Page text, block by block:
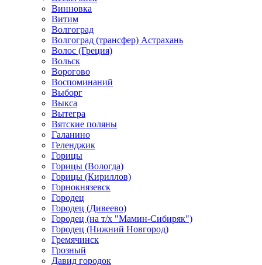
Винновка
Витим
Волгоград
Волгоград (трансфер) Астрахань
Волос (Греция)
Вольск
Ворогово
Воспоминаний
Выборг
Выкса
Вытегра
Вятские поляны
Галанино
Геленджик
Горицы
Горицы (Вологда)
Горицы (Кириллов)
Горнокнязевск
Городец
Городец (Дивеево)
Городец (на т/х "Мамин-Сибиряк")
Городец (Нижний Новгород)
Гремячинск
Грозный
Давид городок